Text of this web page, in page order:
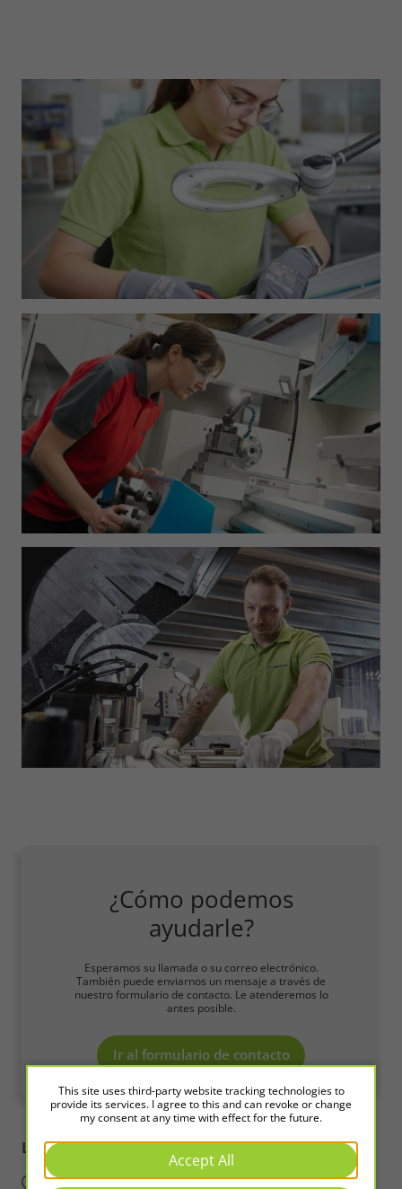
¿Cómo podemos
ayudarle?
Esperamos su llamada o su correo electrónico.
También puede enviarnos un mensaje a través de
nuestro formulario de contacto. Le atenderemos lo
antes posible.
Ir al formulario de contacto
LED2WORKIntelligence in Light
This site uses third-party website tracking technologies to
provide its services. I agree to this and can revoke or change
my consent at any time with effect for the future.
Accept All
Consent Information
Accept All
Legal notice Privacy policy